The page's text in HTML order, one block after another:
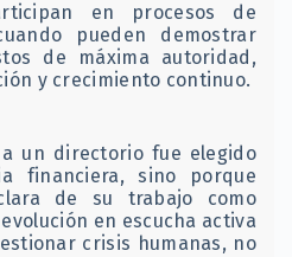
en procesos de
pueden demostrar
de máxima autoridad,
y crecimiento continuo.
a un directorio fue elegido
financiera, sino porque
de su trabajo como
en escucha activa
crisis humanas, no